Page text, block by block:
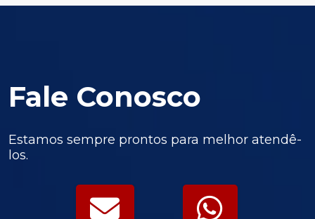
Fale Conosco
Estamos sempre prontos para melhor atendê-
los.